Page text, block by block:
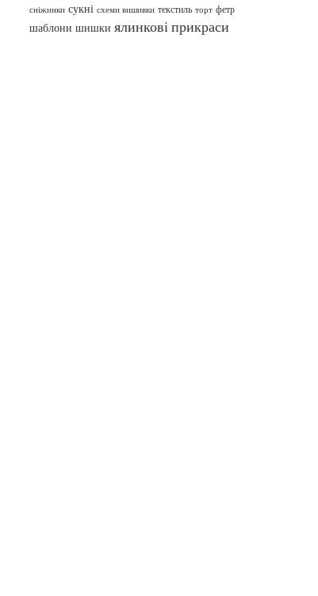
сніжинки сукні схеми вишивки текстиль торт фетр
шаблони шишки ялинкові прикраси